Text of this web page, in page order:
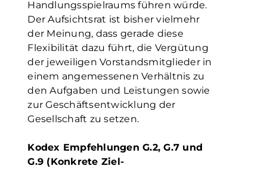
Handlungsspielraums führen würde.
Der Aufsichtsrat ist bisher vielmehr
der Meinung, dass gerade diese
Flexibilität dazu führt, die Vergütung
der jeweiligen Vorstandsmitglieder in
einem angemessenen Verhältnis zu
den Aufgaben und Leistungen sowie
zur Geschäftsentwicklung der
Gesellschaft zu setzen.
Kodex Empfehlungen G.2, G.7 und
G.9 (Konkrete Ziel-